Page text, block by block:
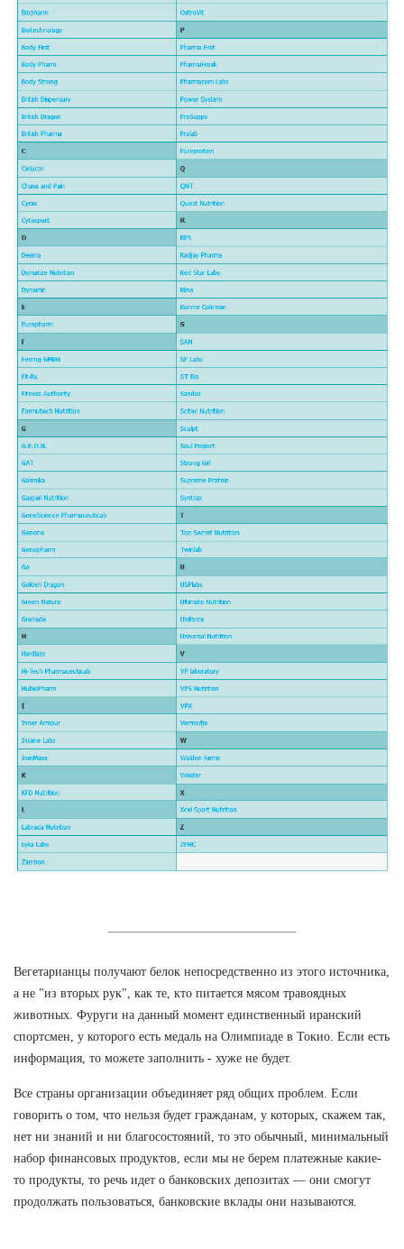
Вегетарианцы получают белок непосредственно из этого источника,
а не "из вторых рук", как те, кто питается мясом травоядных
животных. Фуруги на данный момент единственный иранский
спортсмен, у которого есть медаль на Олимпиаде в Токио. Если есть
информация, то можете заполнить - хуже не будет.
Все страны организации объединяет ряд общих проблем. Если
говорить о том, что нельзя будет гражданам, у которых, скажем так,
нет ни знаний и ни благосостояний, то это обычный, минимальный
набор финансовых продуктов, если мы не берем платежные какие-
то продукты, то речь идет о банковских депозитах — они смогут
продолжать пользоваться, банковские вклады они называются.